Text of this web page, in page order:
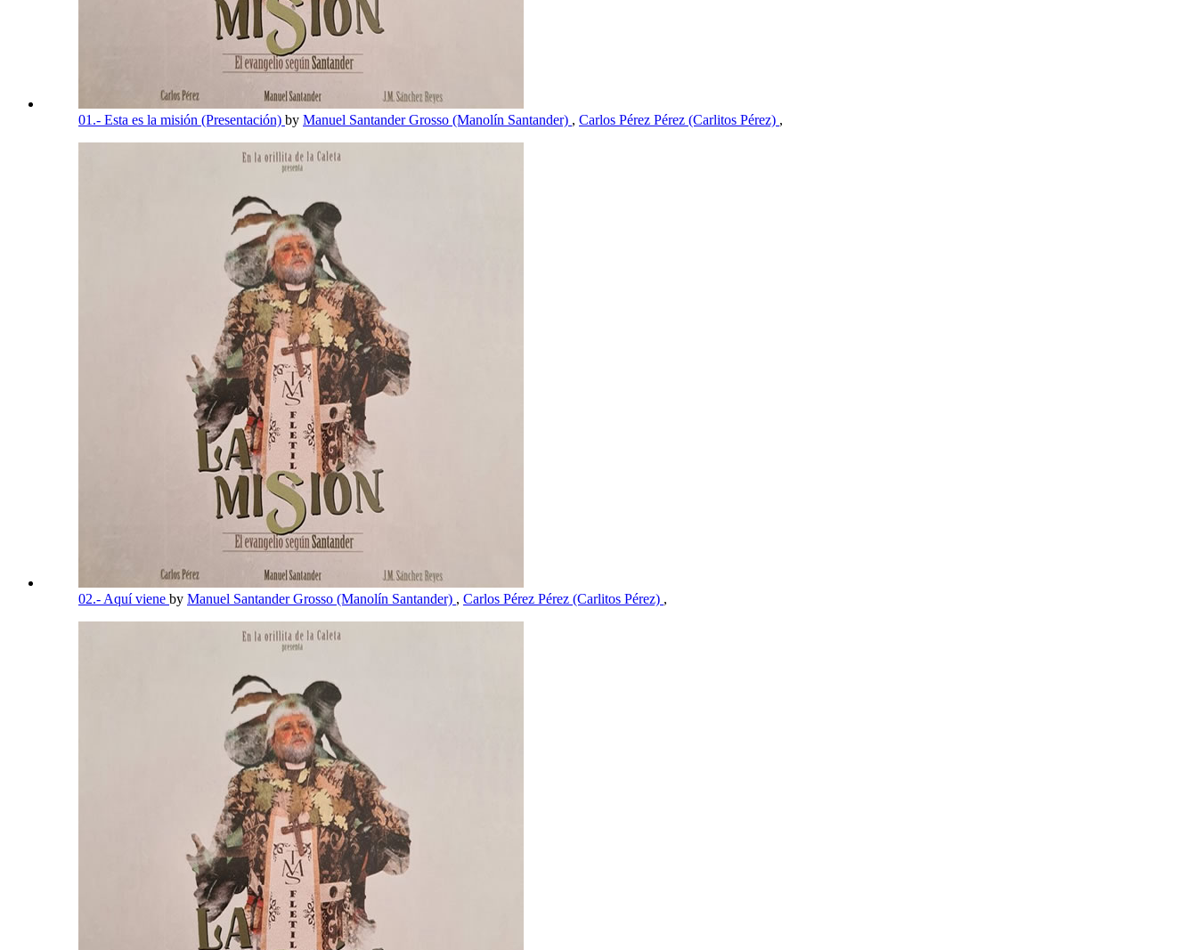
01.- Esta es la misión (Presentación) by Manuel Santander Grosso (Manolín Santander) , Carlos Pérez Pérez (Carlitos Pérez) ,
02.- Aquí viene by Manuel Santander Grosso (Manolín Santander) , Carlos Pérez Pérez (Carlitos Pérez) ,